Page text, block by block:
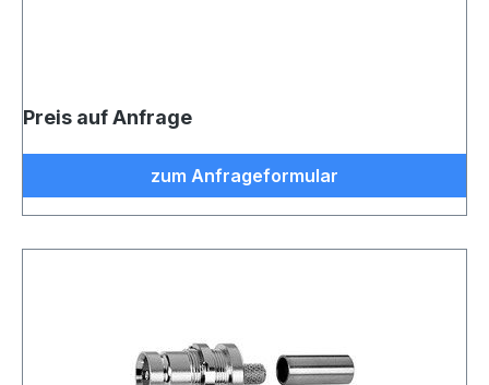
Preis auf Anfrage
zum Anfrageformular